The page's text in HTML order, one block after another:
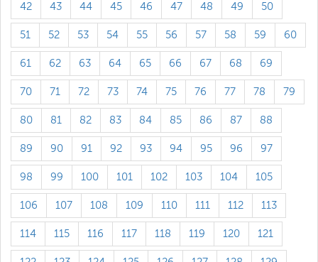
42 43 44 45 46 47 48 49 50
51 52 53 54 55 56 57 58 59 60
61 62 63 64 65 66 67 68 69
70 71 72 73 74 75 76 77 78 79
80 81 82 83 84 85 86 87 88
89 90 91 92 93 94 95 96 97
98 99 100 101 102 103 104 105
106 107 108 109 110 111 112 113
114 115 116 117 118 119 120 121